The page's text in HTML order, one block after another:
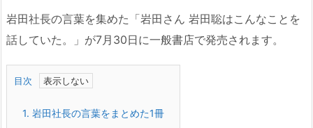
岩田社長の言葉を集めた「岩田さん 岩田聡はこんなことを
話していた。」が7月30日に一般書店で発売されます。
目次
1. 岩田社長の言葉をまとめた1冊